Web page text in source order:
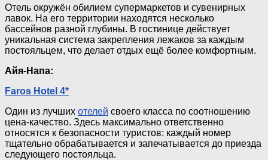
Отель окружён обилием супермаркетов и сувенирных
лавок. На его территории находятся несколько
бассейнов разной глубины. В гостинице действует
уникальная система закрепления лежаков за каждым
постояльцем, что делает отдых ещё более комфортным.
Айя-Напа:
Faros Hotel 4*
Один из лучших отелей своего класса по соотношению
цена-качество. Здесь максимально ответственно
относятся к безопасности туристов: каждый номер
тщательно обрабатывается и запечатывается до приезда
следующего постояльца.